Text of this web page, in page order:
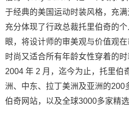
于经典的美国运动时装风格，充满
充分体现了行政总裁托里伯奇的
眼，将设计师的审美观与价值观
时尚又适合所有年龄女性穿着的
2004 年 2 月，迄今为止，托里伯
洲、中东、拉丁美洲及亚洲的200
伯奇网站，以及全球3000多家精